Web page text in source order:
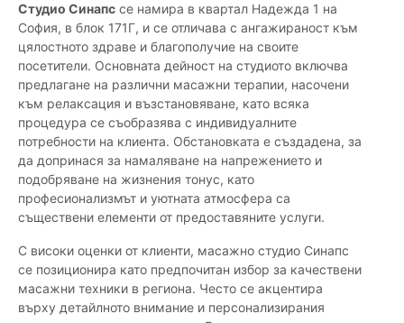
Студио Синапс се намира в квартал Надежда 1 на
София, в блок 171Г, и се отличава с ангажираност към
цялостното здраве и благополучие на своите
посетители. Основната дейност на студиото включва
предлагане на различни масажни терапии, насочени
към релаксация и възстановяване, като всяка
процедура се съобразява с индивидуалните
потребности на клиента. Обстановката е създадена, за
да допринася за намаляване на напрежението и
подобряване на жизнения тонус, като
професионализмът и уютната атмосфера са
съществени елементи от предоставяните услуги.
С високи оценки от клиенти, масажно студио Синапс
се позиционира като предпочитан избор за качествени
масажни техники в региона. Често се акцентира
върху детайлното внимание и персонализирания